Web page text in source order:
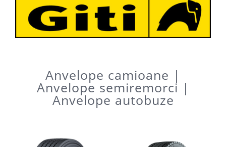
Anvelope camioane |
Anvelope semiremorci |
Anvelope autobuze